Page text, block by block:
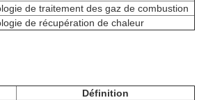
de traitement des gaz de combustion
de récupération de chaleur
Définition